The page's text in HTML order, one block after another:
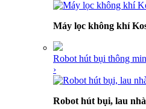
Máy lọc không khí
Robot hút bụi thông
›
Robot hút bụi, lau